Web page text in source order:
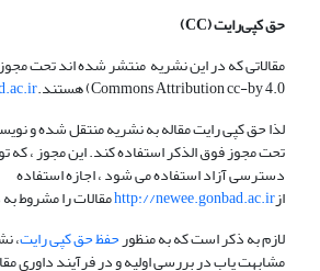
حق کپی‌رایت(CC)
Commons Attribution cc-by 4.0) هستند.
لذا حق کپی رایت مقاله به نشریه منتقل شده و
تحت مجوز فوق الذکر استفاده کند. این مجوز ، که
دسترسی آزاد استفاده می شود ، اجازه استفاده
ازhttp://newee.gonbad.ac.irمقالات را مشروط
لازم به ذکر است که به منظورحفظ حق کپی رایت،
مشابهت یاب در بررسی اولیه و در فرآیند داوری